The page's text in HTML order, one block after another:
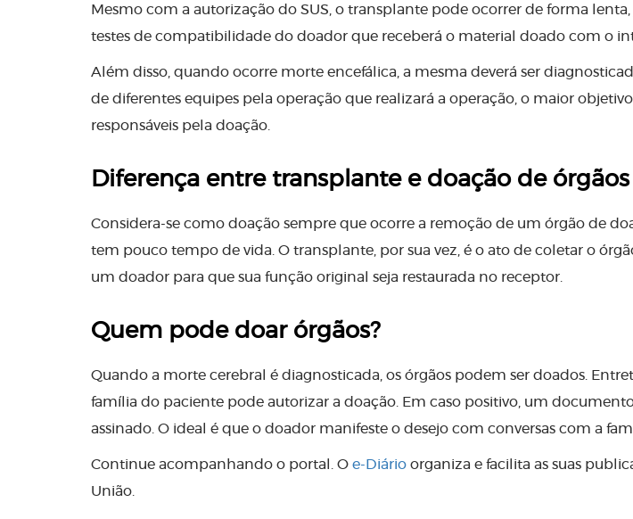
Mesmo com a autorização do SUS, o transplante pode ocorrer de forma
testes de compatibilidade do doador que receberá o material doado com o
Além disso, quando ocorre morte encefálica, a mesma deverá ser
de diferentes equipes pela operação que realizará a operação, o maior
responsáveis pela doação.
Diferença entre transplante e doação de órgãos
Considera-se como doação sempre que ocorre a remoção de um órgão de
tem pouco tempo de vida. O transplante, por sua vez, é o ato de coletar o
um doador para que sua função original seja restaurada no receptor.
Quem pode doar órgãos?
Quando a morte cerebral é diagnosticada, os órgãos podem ser doados.
família do paciente pode autorizar a doação. Em caso positivo, um
assinado. O ideal é que o doador manifeste o desejo com conversas com a
Continue acompanhando o portal. O e-Diário organiza e facilita as suas
União.